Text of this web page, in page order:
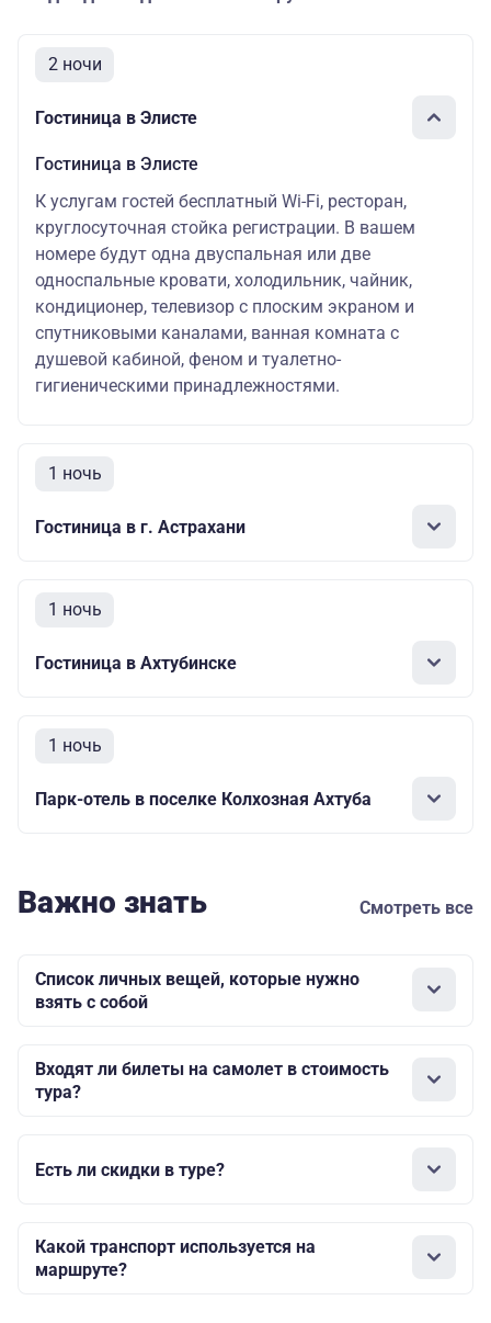
2 ночи
Гостиница в Элисте
Гостиница в Элисте
К услугам гостей бесплатный Wi-Fi, ресторан,
круглосуточная стойка регистрации. В вашем
номере будут одна двуспальная или две
односпальные кровати, холодильник, чайник,
кондиционер, телевизор с плоским экраном и
спутниковыми каналами, ванная комната с
душевой кабиной, феном и туалетно-
гигиеническими принадлежностями.
1 ночь
Гостиница в г. Астрахани
1 ночь
Гостиница в Ахтубинске
1 ночь
Парк-отель в поселке Колхозная Ахтуба
Важно знать Смотреть все
Список личных вещей, которые нужно
взять с собой
Входят ли билеты на самолет в стоимость
тура?
Есть ли скидки в туре?
Какой транспорт используется на
маршруте?